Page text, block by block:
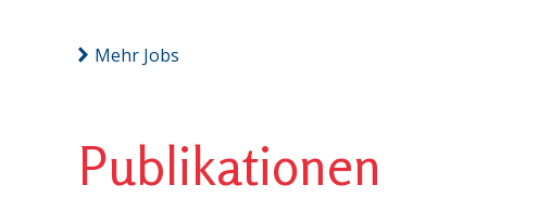
Mehr Jobs
Publikationen